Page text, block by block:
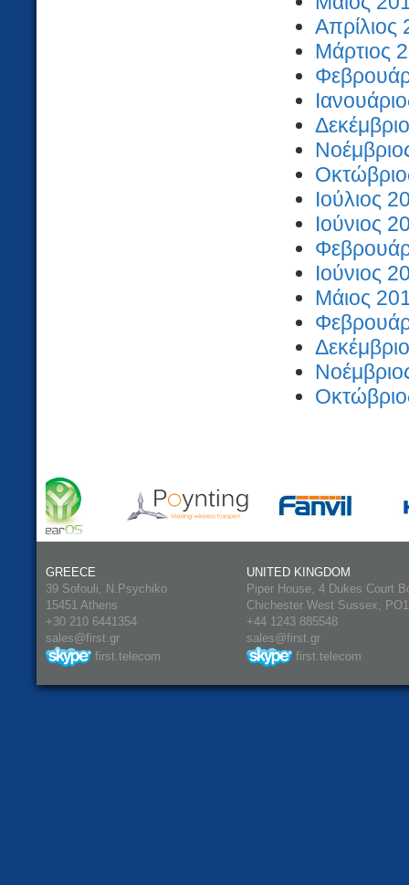
Απρίλιος
Μάρτιος
Ιούλιος
Ιούνιος
Ιούνιος
Μάιος
GREECE
39 Sofouli, N.Psychiko
15451 Athens
+30 210 6441354
sales@first.gr
first.telecom
UNITED KINGDOM
Piper House, 4 Dukes Court
Chichester West Sussex,
+44 1243 885548
sales@first.gr
first.telecom